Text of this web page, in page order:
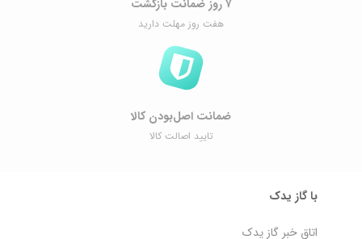
۷ روز ضمانت بازگشت
هفت روز مهلت دارید
ضمانت اصل‌بودن کالا
تایید اصالت کالا
با گاز یدک
اتاق خبر گاز یدک